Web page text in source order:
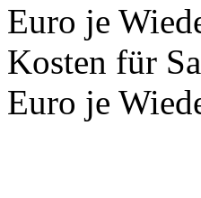
Euro je
Kosten für
Euro je